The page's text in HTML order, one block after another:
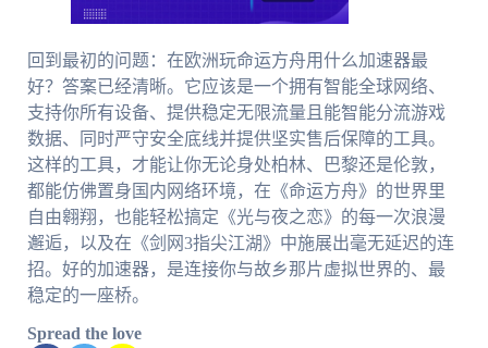
回到最初的问题：在欧洲玩命运方舟用什么加速器最
好？答案已经清晰。它应该是一个拥有智能全球网络、
支持你所有设备、提供稳定无限流量且能智能分流游戏
数据、同时严守安全底线并提供坚实售后保障的工具。
这样的工具，才能让你无论身处柏林、巴黎还是伦敦，
都能仿佛置身国内网络环境，在《命运方舟》的世界里
自由翱翔，也能轻松搞定《光与夜之恋》的每一次浪漫
邂逅，以及在《剑网3指尖江湖》中施展出毫无延迟的连
招。好的加速器，是连接你与故乡那片虚拟世界的、最
稳定的一座桥。
Spread the love